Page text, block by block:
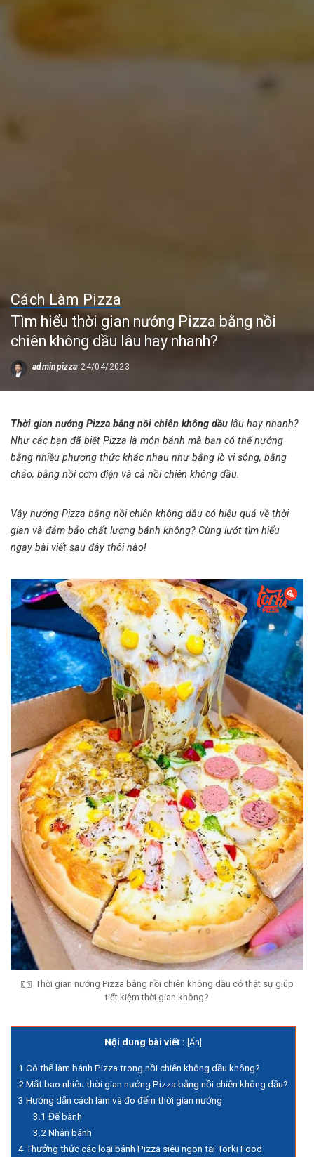
Cách Làm Pizza
Tìm hiểu thời gian nướng Pizza bằng nồi
chiên không dầu lâu hay nhanh?
Posted
adminpizza 24/04/2023
Thời gian nướng Pizza bằng nồi chiên không dầu lâu hay nhanh?
Như các bạn đã biết Pizza là món bánh mà bạn có thể nướng
bằng nhiều phương thức khác nhau như bằng lò vi sóng, bằng
chảo, bằng nồi cơm điện và cả nồi chiên không dầu.
Vậy nướng Pizza bằng nồi chiên không dầu có hiệu quả về thời
gian và đảm bảo chất lượng bánh không? Cùng lướt tìm hiểu
ngay bài viết sau đây thôi nào!
Thời gian nướng Pizza bằng nồi chiên không dầu có thật sự giúp
tiết kiệm thời gian không?
Nội dung bài viết : Ẩn
1 Có thể làm bánh Pizza trong nồi chiên không dầu không?
2 Mất bao nhiêu thời gian nướng Pizza bằng nồi chiên không dầu?
3 Hướng dẫn cách làm và đo đếm thời gian nướng
3.1 Đế bánh
3.2 Nhân bánh
4Thưởng thức các loại bánh Pizza siêu ngon tại Torki Food